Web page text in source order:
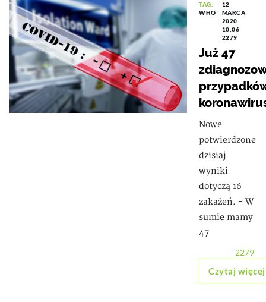
TAG:
WHO
12
MARCA
2020
10:06
2279
Już 47
Nowe
potwierdzone
dzisiaj
wyniki
dotyczą 16
zakażeń. - W
sumie mamy
47
2279
Czytaj więcej